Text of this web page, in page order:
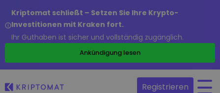
Kriptomat schließt – Setzen Sie Ihre Krypto-
Investitionen mit Kraken fort.
Ihr Guthaben ist sicher und vollständig zugänglich.
Ankündigung lesen
Registrieren